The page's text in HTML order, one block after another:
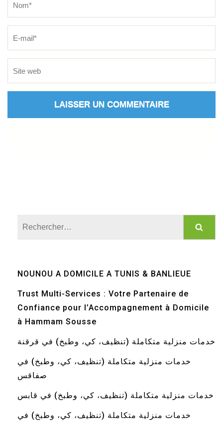
NOUNOU A DOMICILE A TUNIS & BANLIEUE
Trust Multi-Services : Votre Partenaire de
Confiance pour l’Accompagnement à Domicile
à Hammam Sousse
خدمات منزلية متكاملة (تنظيف، كي، وطبخ) في قرقنة
خدمات منزلية متكاملة (تنظيف، كي، وطبخ) في
صفاقس
خدمات منزلية متكاملة (تنظيف، كي، وطبخ) في قابس
خدمات منزلية متكاملة (تنظيف، كي، وطبخ) في